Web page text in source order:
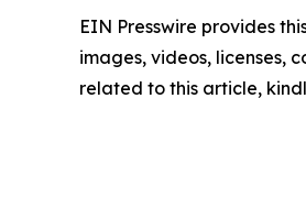
EIN Presswire provides
images, videos, licenses,
related to this article,